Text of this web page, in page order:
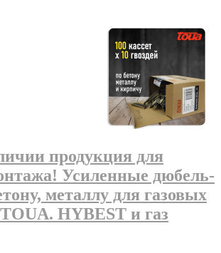
продукция для
Усиленные дюбель-
металлу для газовых
HYBEST и газ